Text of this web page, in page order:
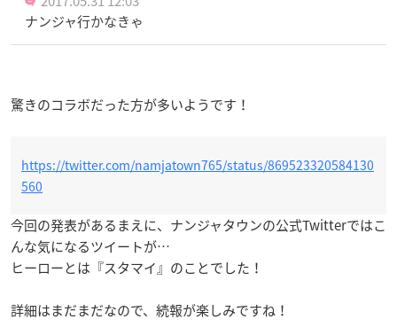
ナンジャ行かなきゃ
驚きのコラボだった方が多いようです！
https://twitter.com/namjatown765/status/869523320584130
560
今回の発表があるまえに、ナンジャタウンの公式Twitterではこ
んな気になるツイートが…
ヒーローとは『スタマイ』のことでした！
詳細はまだまだなので、続報が楽しみですね！